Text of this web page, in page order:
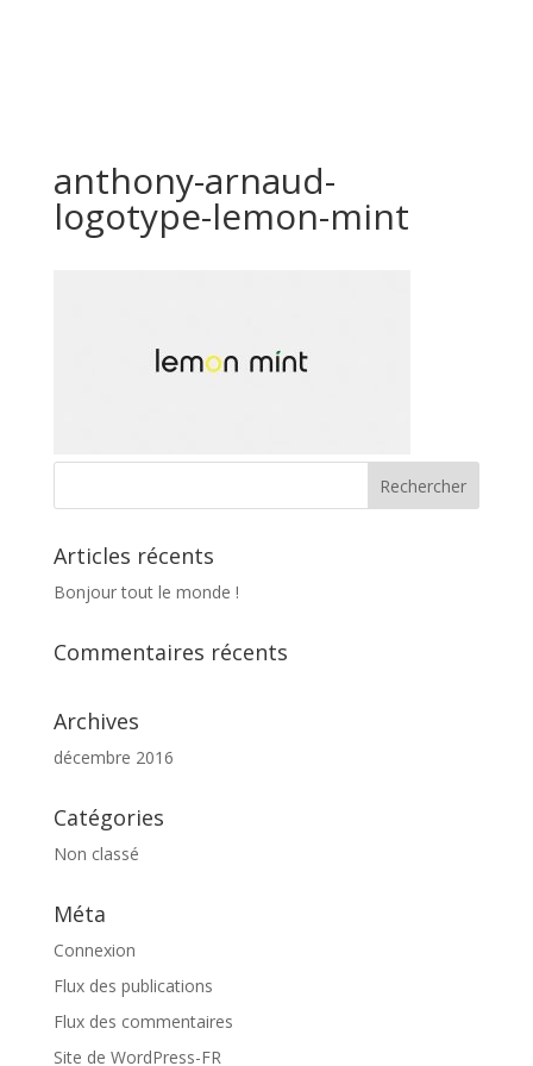
anthony-arnaud-
logotype-lemon-mint
Articles récents
Bonjour tout le monde !
Commentaires récents
Archives
décembre 2016
Catégories
Non classé
Méta
Connexion
Flux des publications
Flux des commentaires
Site de WordPress-FR